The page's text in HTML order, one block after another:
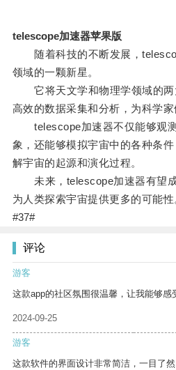
telescope加速器苹果版
随着科技的不断发展，
领域的一颗新星。
它将天文学和物理学领域的两
高效的数据采集和分析，为科学家
telescope加速器不仅能够观测
象，还能够模拟宇宙中的各种条
解宇宙的起源和演化过程。
未来，telescope加速器有望成
为人类探索宇宙提供更多的可能性
#37#
评论
游客
这款app的社区氛围很温馨，让我能够感
2024-09-25
游客
这款软件的界面设计非常简洁，一目了然